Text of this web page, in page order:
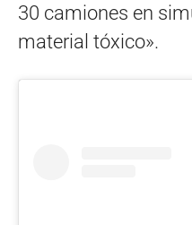
30 camiones en
material tóxico».